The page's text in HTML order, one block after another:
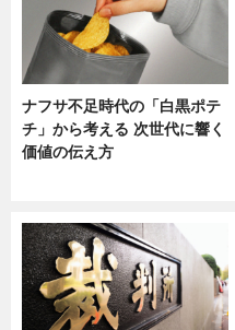
ナフサ不足時代の「白黒ポテ
チ」から考える 次世代に響く
価値の伝え方